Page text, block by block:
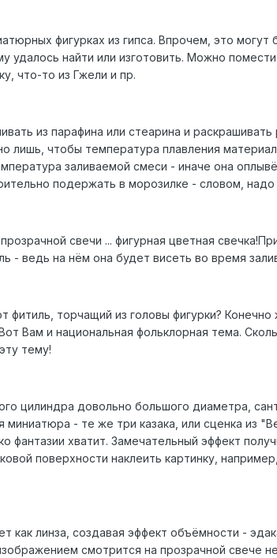
фигурках из гипса. Впрочем, это могут
удалось найти или изготовить. Можно
что-то из Гжели и пр.
из парафина или стеарина и
лишь, чтобы температура плавления
заливаемой смеси - иначе она
подержать в морозилке - словом, надо
свечи ... фигурная цветная
- ведь на нём она будет висеть во время
фитиль, торчащий из головы фигурки?
Вам и национальная фольклорная тема.
тему!
цилиндра довольно большого диаметра,
миниатюра - те же три казака, или сценка из
фантазии хватит. Замечательный эффект
поверхности наклеить картинку,
как линза, создавая эффект объёмности -
смотрится на прозрачной свече